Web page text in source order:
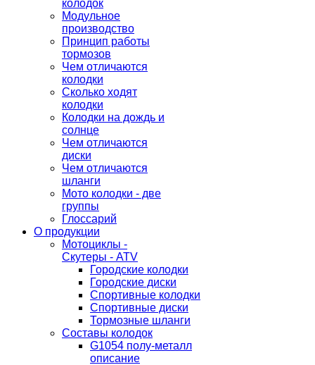
колодок
Модульное
производство
Принцип работы
тормозов
Чем отличаются
колодки
Сколько ходят
колодки
Колодки на дождь и
солнце
Чем отличаются
диски
Чем отличаются
шланги
Мото колодки - две
группы
Глоссарий
О продукции
Мотоциклы -
Скутеры - ATV
Городские колодки
Городские диски
Спортивные колодки
Спортивные диски
Тормозные шланги
Составы колодок
G1054 полу-металл
описание